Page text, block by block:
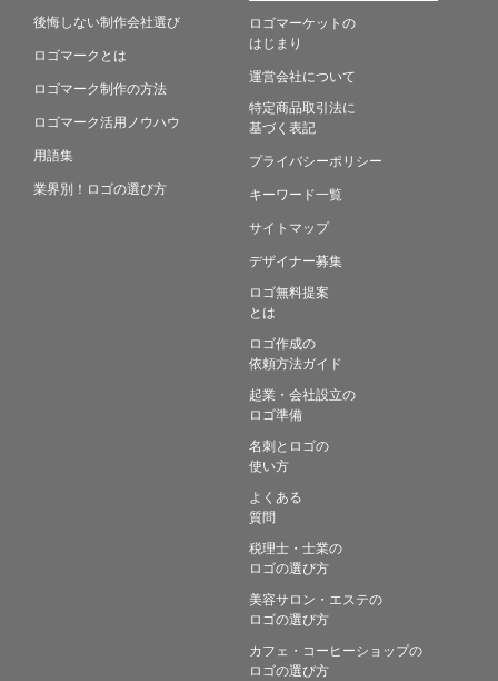
後悔しない制作会社選び
ロゴマークとは
ロゴマーク制作の方法
ロゴマーク活用ノウハウ
用語集
業界別！ロゴの選び方
ロゴマーケットの
はじまり
運営会社について
特定商品取引法に
基づく表記
プライバシーポリシー
キーワード一覧
サイトマップ
デザイナー募集
ロゴ無料提案
とは
ロゴ作成の
依頼方法ガイド
起業・会社設立の
ロゴ準備
名刺とロゴの
使い方
よくある
質問
税理士・士業の
ロゴの選び方
美容サロン・エステの
ロゴの選び方
カフェ・コーヒーショップの
ロゴの選び方